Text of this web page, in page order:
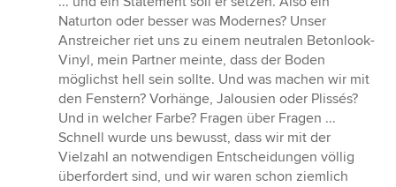
Naturton oder besser was Modernes? Unser
Anstreicher riet uns zu einem neutralen Betonlook-
Vinyl, mein Partner meinte, dass der Boden
möglichst hell sein sollte. Und was machen wir mit
den Fenstern? Vorhänge, Jalousien oder Plissés?
Und in welcher Farbe? Fragen über Fragen ...
Schnell wurde uns bewusst, dass wir mit der
Vielzahl an notwendigen Entscheidungen völlig
überfordert sind, und wir waren schon ziemlich